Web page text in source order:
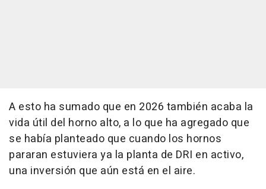
A esto ha sumado que en 2026 también acaba la
vida útil del horno alto, a lo que ha agregado que
se había planteado que cuando los hornos
pararan estuviera ya la planta de DRI en activo,
una inversión que aún está en el aire.